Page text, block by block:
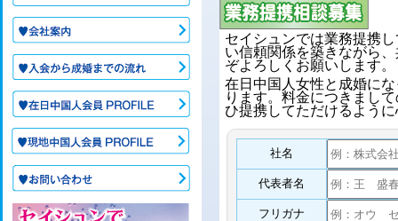
セイシュンでは業務提携
い信頼関係を築きながら
ぞよろしくお願いします。
在日中国人女性と成婚に
ります。料金につきまし
ひ提携してただけるよう
社名
代表者名
フリガナ